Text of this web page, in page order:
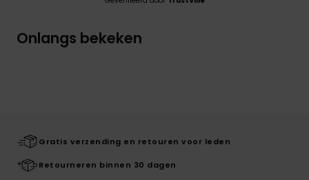
Onlangs bekeken
Gratis verzending en retouren voor leden
Retourneren binnen 30 dagen